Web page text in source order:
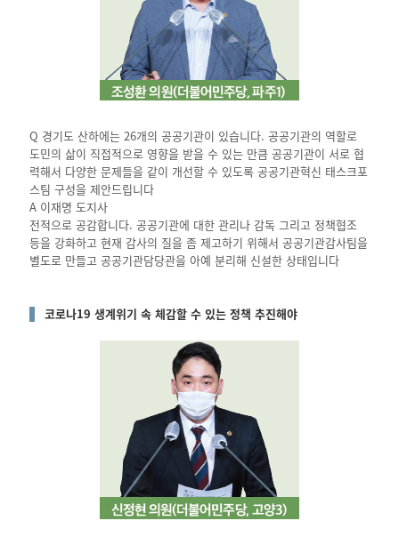
Q 경기도 산하에는 26개의 공공기관이 있습니다. 공공기관의 역할로
도민의 삶이 직접적으로 영향을 받을 수 있는 만큼 공공기관이 서로 협
력해서 다양한 문제들을 같이 개선할 수 있도록 공공기관혁신 태스크포
스팀 구성을 제안드립니다
A 이재명 도지사
전적으로 공감합니다. 공공기관에 대한 관리나 감독 그리고 정책협조
등을 강화하고 현재 감사의 질을 좀 제고하기 위해서 공공기관감사팀을
별도로 만들고 공공기관담당관을 아예 분리해 신설한 상태입니다
코로나19 생계위기 속 체감할 수 있는 정책 추진해야